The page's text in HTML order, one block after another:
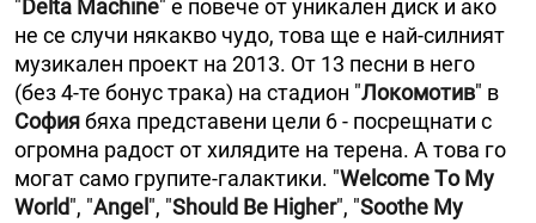
"Delta Machine" е повече от уникален диск и ако
не се случи някакво чудо, това ще е най-силният
музикален проект на 2013. От 13 песни в него
(без 4-те бонус трака) на стадион "Локомотив" в
Софиябяха представени цели 6 - посрещнати с
огромна радост от хилядите на терена. А това го
могат само групите-галактики. "Welcome Тo My
World", "Angel ", "Should Be Higher", "Soothe My